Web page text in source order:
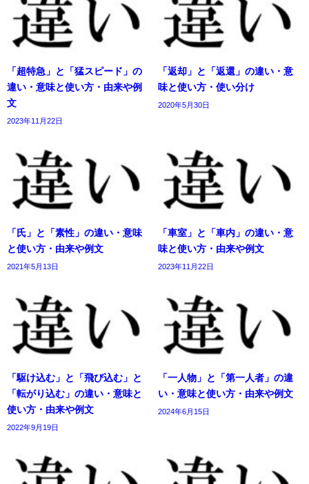
「超特急」と「猛スピード」の
違い・意味と使い方・由来や例
文
2023年11月22日
「返却」と「返還」の違い・意
味と使い方・使い分け
2020年5月30日
「氏」と「素性」の違い・意味
と使い方・由来や例文
2021年5月13日
「車室」と「車内」の違い・意
味と使い方・由来や例文
2023年11月22日
「駆け込む」と「飛び込む」と
「転がり込む」の違い・意味と
使い方・由来や例文
2022年9月19日
「一人物」と「第一人者」の違
い・意味と使い方・由来や例文
2024年6月15日